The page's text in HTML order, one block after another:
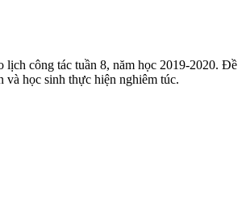
lịch công tác tuần 8, năm học 2019-2020. Đề
và học sinh thực hiện nghiêm túc.